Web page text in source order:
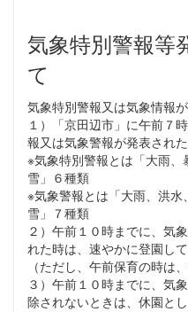
気象特別警報等
て
気象特別警報又は気象情報
１）「京田辺市」に午前７
報又は気象警報が発表され
※気象特別警報とは「大雨
雪」６種類
※気象警報とは「大雨、洪
雪」７種類
２）午前１０時までに、気
れた時は、速やかに登園して
（ただし、午前保育の時は
３）午前１０時までに、気
除されないときは、休園とし